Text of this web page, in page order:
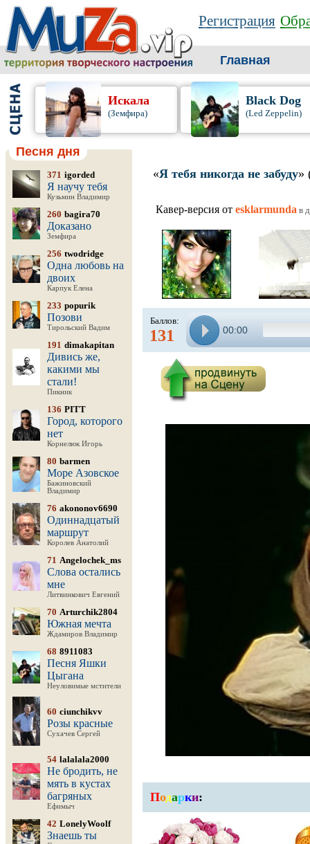
Регистрация
Главная
Искала
(Земфира)
Black Dog
(Led Zeppelin)
Песня дня
371 igorded
Я научу тебя
Кузьмин Владимир
260 bagira70
Доказано
Земфира
256 twodridge
Одна любовь на
двоих
Карпук Елена
233 popurik
Позови
Тирольский Вадим
191 dimakapitan
Дивись же,
какими мы
стали!
Пикник
136 PITT
Город, которого
нет
Корнелюк Игорь
80 barmen
Море Азовское
Бажиновский
Владимир
76 akononov6690
Одиннадцатый
маршрут
Королев Анатолий
71 Angelochek_ms
Слова остались
мне
Литвинкович Евгений
70 Arturchik2804
Южная мечта
Ждамиров Владимир
68 8911083
Песня Яшки
Цыгана
Неуловимые мстители
60 ciunchikvv
Розы красные
Сухачев Сергей
54 lalalala2000
Не бродить, не
мять в кустах
багряных
Ефимыч
42 LonelyWoolf
Знаешь ты
«Я тебя никогда не забуду»
Кавер-версия от esklarmunda в
Баллов:
131 00:00
Подарки: